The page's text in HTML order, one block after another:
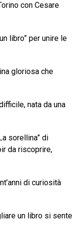
con Cesare
libro” per unire le
gloriosa che
nata da una
sorellina” di
da riscoprire,
di curiosità
un libro si sente